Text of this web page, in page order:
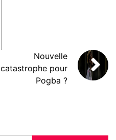
Nouvelle
catastrophe pour
Pogba ?